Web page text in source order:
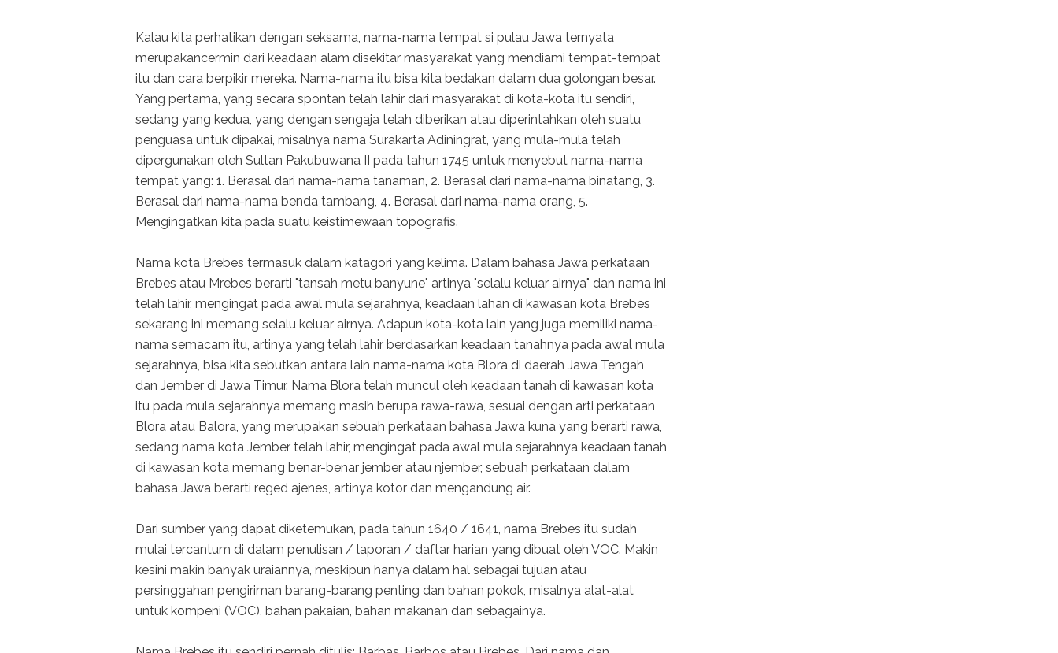
Kalau kita perhatikan dengan seksama, nama-nama tempat si pulau Jawa ternyata
merupakancermin dari keadaan alam disekitar masyarakat yang mendiami tempat-tempat
itu dan cara berpikir mereka. Nama-nama itu bisa kita bedakan dalam dua golongan besar.
Yang pertama, yang secara spontan telah lahir dari masyarakat di kota-kota itu sendiri,
sedang yang kedua, yang dengan sengaja telah diberikan atau diperintahkan oleh suatu
penguasa untuk dipakai, misalnya nama Surakarta Adiningrat, yang mula-mula telah
dipergunakan oleh Sultan Pakubuwana II pada tahun 1745 untuk menyebut nama-nama
tempat yang: 1. Berasal dari nama-nama tanaman, 2. Berasal dari nama-nama binatang, 3.
Berasal dari nama-nama benda tambang, 4. Berasal dari nama-nama orang, 5.
Mengingatkan kita pada suatu keistimewaan topografis.
Nama kota Brebes termasuk dalam katagori yang kelima. Dalam bahasa Jawa perkataan
Brebes atau Mrebes berarti "tansah metu banyune" artinya "selalu keluar airnya" dan nama ini
telah lahir, mengingat pada awal mula sejarahnya, keadaan lahan di kawasan kota Brebes
sekarang ini memang selalu keluar airnya. Adapun kota-kota lain yang juga memiliki nama-
nama semacam itu, artinya yang telah lahir berdasarkan keadaan tanahnya pada awal mula
sejarahnya, bisa kita sebutkan antara lain nama-nama kota Blora di daerah Jawa Tengah
dan Jember di Jawa Timur. Nama Blora telah muncul oleh keadaan tanah di kawasan kota
itu pada mula sejarahnya memang masih berupa rawa-rawa, sesuai dengan arti perkataan
Blora atau Balora, yang merupakan sebuah perkataan bahasa Jawa kuna yang berarti rawa,
sedang nama kota Jember telah lahir, mengingat pada awal mula sejarahnya keadaan tanah
di kawasan kota memang benar-benar jember atau njember, sebuah perkataan dalam
bahasa Jawa berarti reged ajenes, artinya kotor dan mengandung air.
Dari sumber yang dapat diketemukan, pada tahun 1640 / 1641, nama Brebes itu sudah
mulai tercantum di dalam penulisan / laporan / daftar harian yang dibuat oleh VOC. Makin
kesini makin banyak uraiannya, meskipun hanya dalam hal sebagai tujuan atau
persinggahan pengiriman barang-barang penting dan bahan pokok, misalnya alat-alat
untuk kompeni (VOC), bahan pakaian, bahan makanan dan sebagainya.